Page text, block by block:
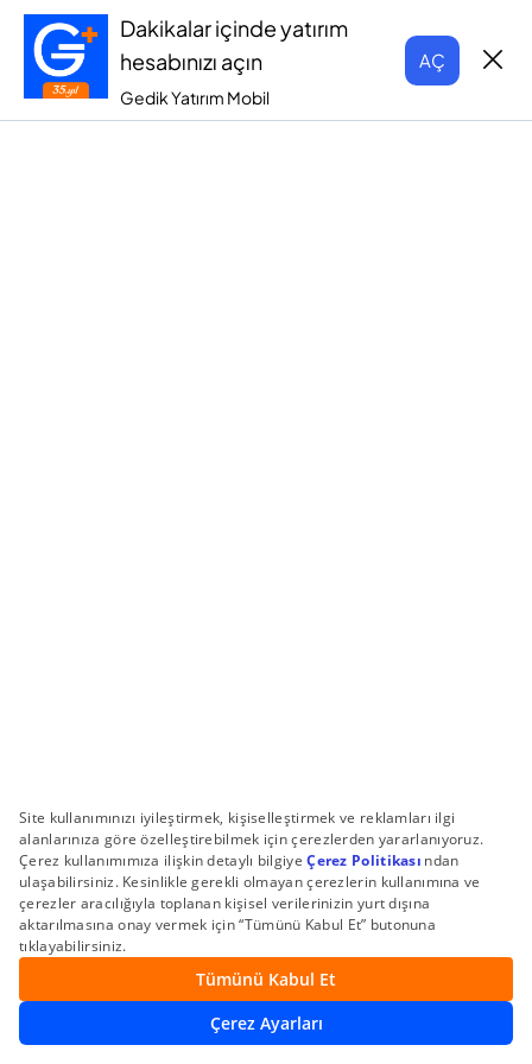
Dakikalar içinde yatırım
hesabınızı açın
Gedik Yatırım Mobil
AÇ